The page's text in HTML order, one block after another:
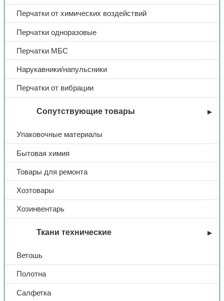
Перчатки от химических воздействий
Перчатки одноразовые
Перчатки МБС
Нарукавники/напульсники
Перчатки от вибрации
Сопутствующие товары
Упаковочные материалы
Бытовая химия
Товары для ремонта
Хозтовары
Хозинвентарь
Ткани технические
Ветошь
Полотна
Салфетка